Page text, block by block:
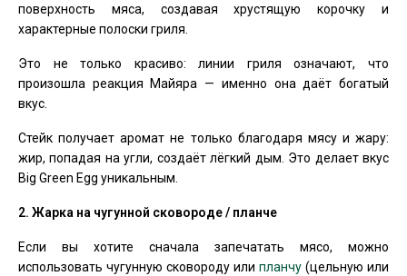
поверхность мяса, создавая хрустящую корочку и
характерные полоски гриля.
Это не только красиво: линии гриля означают, что
произошла реакция Майяра — именно она даёт богатый
вкус.
Стейк получает аромат не только благодаря мясу и жару:
жир, попадая на угли, создаёт лёгкий дым. Это делает вкус
Big Green Egg уникальным.
2. Жарка на чугунной сковороде / планче
Если вы хотите сначала запечатать мясо, можно
использовать чугунную сковороду или планчу (цельную или